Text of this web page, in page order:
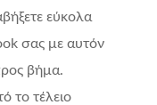
εύκολα
σας με αυτόν
βήμα.
το τέλειο